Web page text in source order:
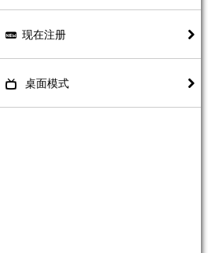
现在注册
桌面模式